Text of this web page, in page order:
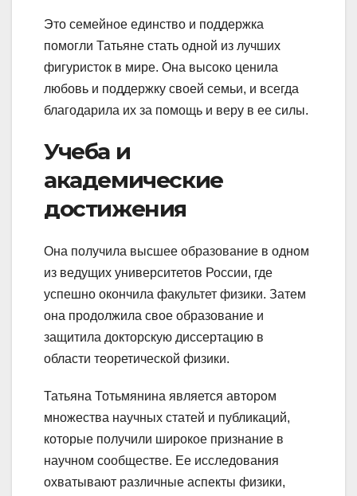
Это семейное единство и поддержка
помогли Татьяне стать одной из лучших
фигуристок в мире. Она высоко ценила
любовь и поддержку своей семьи, и всегда
благодарила их за помощь и веру в ее силы.
Учеба и
академические
достижения
Она получила высшее образование в одном
из ведущих университетов России, где
успешно окончила факультет физики. Затем
она продолжила свое образование и
защитила докторскую диссертацию в
области теоретической физики.
Татьяна Тотьмянина является автором
множества научных статей и публикаций,
которые получили широкое признание в
научном сообществе. Ее исследования
охватывают различные аспекты физики,